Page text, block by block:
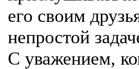
его своим
непростой
С уважением,